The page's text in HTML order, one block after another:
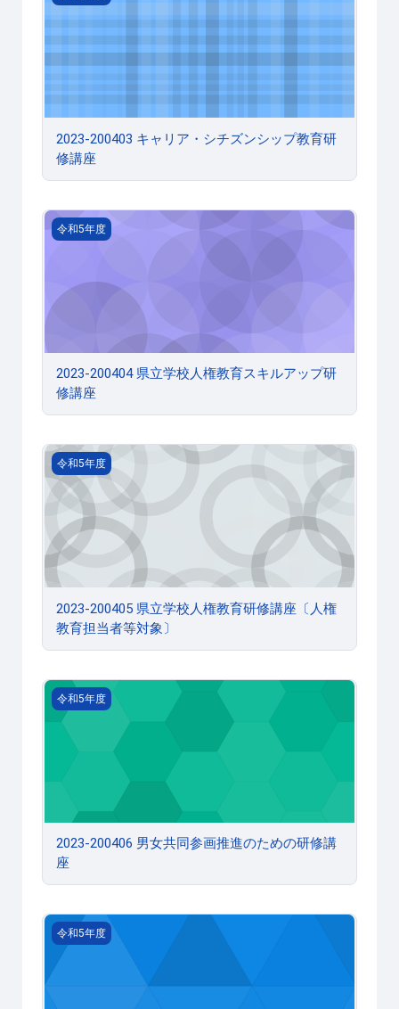
2023-200403 キャリア・シチズンシップ教育研
修講座
2023-200404 県立学校人権教育スキルアップ研修講座
令和5年度
2023-200404 県立学校人権教育スキルアップ研
修講座
2023-200405 県立学校人権教育研修講座〔人権教育担当
令和5年度
2023-200405 県立学校人権教育研修講座〔人権
教育担当者等対象〕
2023-200406 男女共同参画推進のための研修講座
令和5年度
2023-200406 男女共同参画推進のための研修講
座
2023-200407 体力向上研修集中講座（小学校）
令和5年度